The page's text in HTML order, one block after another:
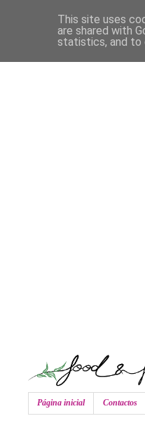
Página inicial Contactos
This site uses
are shared with
statistics, and to